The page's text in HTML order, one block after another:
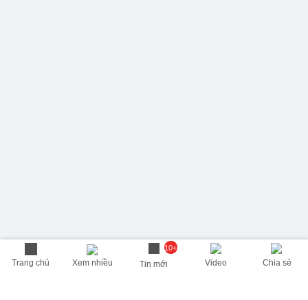
Trang chủ Xem nhiều
10+
Tin mới Video Chia sẻ